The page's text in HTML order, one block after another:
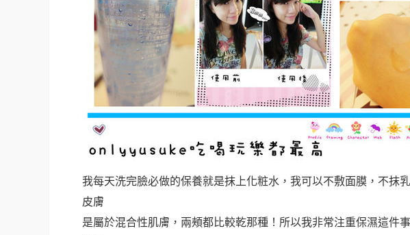
我每天洗完臉必做的保養就是抹上化粧水，我可以不敷面膜，不抹
皮膚
是屬於混合性肌膚，兩頰都比較乾那種！所以我非常注重保濕這件